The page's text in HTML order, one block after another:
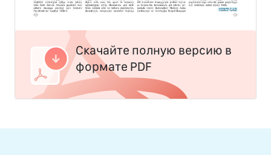
Скачайте полную версию в
формате PDF